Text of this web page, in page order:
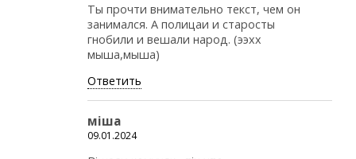
Ты прочти внимательно текст, чем он
занимался. А полицаи и старосты
гнобили и вешали народ. (ээхх
мыша,мыша)
Ответить
міша
09.01.2024